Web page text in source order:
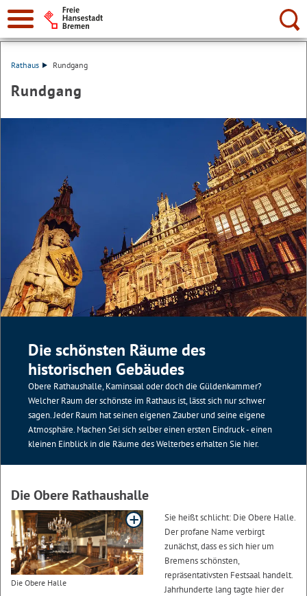
Suche:
Rathaus Rundgang
Rundgang
Die schönsten Räume des
historischen Gebäudes
Obere Rathaushalle, Kaminsaal oder doch die Güldenkammer?
Welcher Raum der schönste im Rathaus ist, lässt sich nur schwer
sagen. Jeder Raum hat seinen eigenen Zauber und seine eigene
Atmosphäre. Machen Sei sich selber einen ersten Eindruck - einen
kleinen Einblick in die Räume des Welterbes erhalten Sie hier.
Die Obere Rathaushalle
Die Obere Halle
Sie heißt schlicht: Die Obere Halle.
Der profane Name verbirgt
zunächst, dass es sich hier um
Bremens schönsten,
repräsentativsten Festsaal handelt.
Jahrhunderte lang tagte hier der